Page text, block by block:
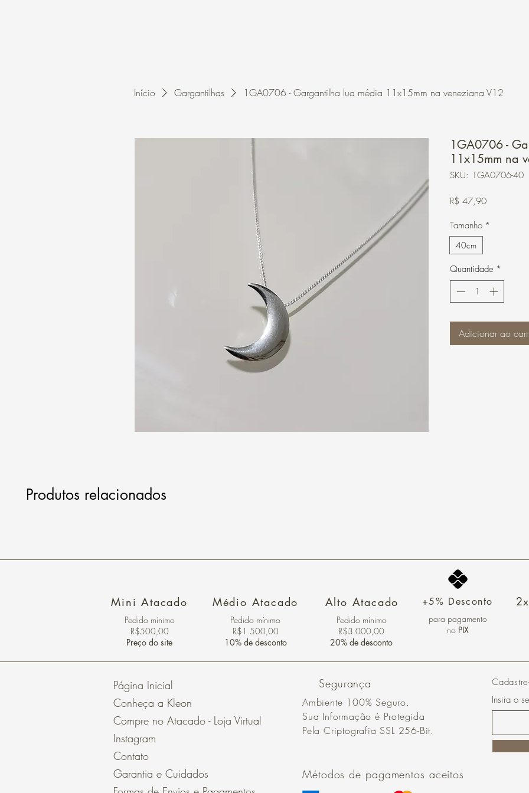
Início Gargantilhas 1GA0706 - Gargantilha lua média 11x15mm na veneziana V12
1GA0706 -
11x15mm na
SKU: 1GA0706-40
R$ 47,90Preço
Tamanho *
40cm
Quantidade *
Adicionar ao
Produtos relacionados
Mini Atacado
Pedido ​mínimo
R$500,00
Preço do site
Médio Atacado
Pedido mínimo
R$1.500,00
10% de desconto
Alto Atacado
Pedido mínimo
R$3.000,00
20% de desconto
+5% Desconto
para pagamento
no PIX
Página Inicial
Conheça a Kleon
Compre no Atacado - Loja Virtual
Instagram
Contato
Garantia e Cuidados
Segurança
Ambiente 100% Seguro.
Sua Informação é Protegida
Pela Criptografia SSL 256-Bit.
Métodos de pagamentos aceitos
Insira o